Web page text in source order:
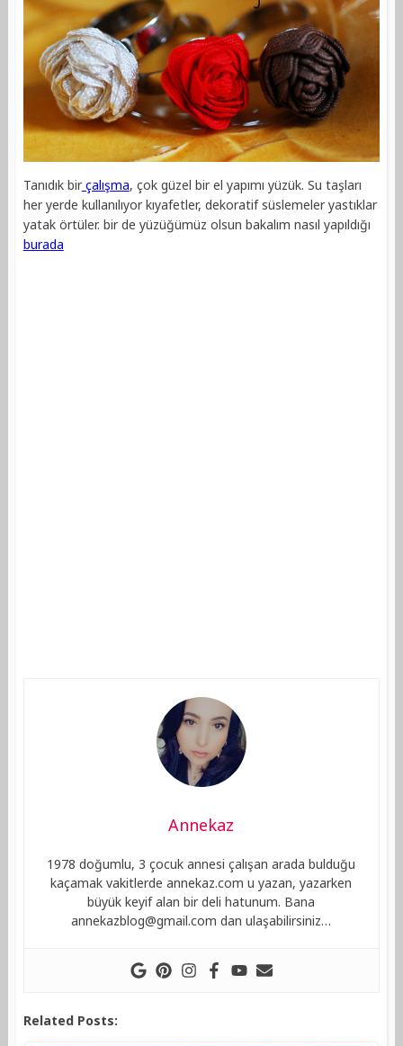
Tanıdık birçalışma, çok güzel bir el yapımı yüzük. Su taşları
her yerde kullanılıyor kıyafetler, dekoratif süslemeler yastıklar
yatak örtüler. bir de yüzüğümüz olsun bakalım nasıl yapıldığı
burada
Annekaz
1978 doğumlu, 3 çocuk annesi çalışan arada bulduğu
kaçamak vakitlerde annekaz.com u yazan, yazarken
büyük keyif alan bir deli hatunum. Bana
annekazblog@gmail.com dan ulaşabilirsiniz…
Related Posts: